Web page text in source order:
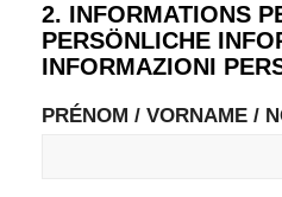
P
I
E
)
2. INFORMATIONS
PERSÖNLICHE
INFORMAZIONI
PRÉNOM / VORNAME /